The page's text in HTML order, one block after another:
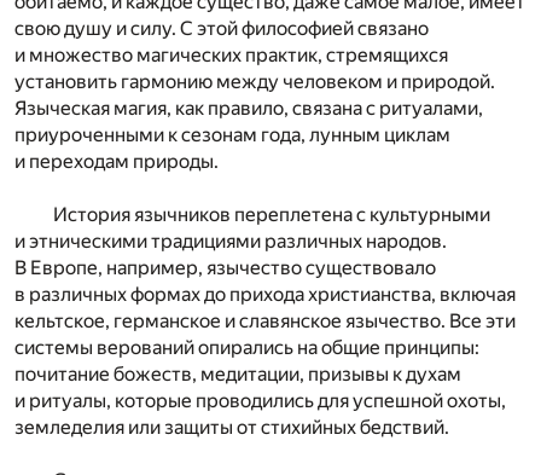
свою душу и силу. С этой философией связано
и множество магических практик, стремящихся
установить гармонию между человеком и природой.
Языческая магия, как правило, связана с ритуалами,
приуроченными к сезонам года, лунным циклам
и переходам природы.
История язычников переплетена с культурными
и этническими традициями различных народов.
В Европе, например, язычество существовало
в различных формах до прихода христианства, включая
кельтское, германское и славянское язычество. Все эти
системы верований опирались на общие принципы:
почитание божеств, медитации, призывы к духам
и ритуалы, которые проводились для успешной охоты,
земледелия или защиты от стихийных бедствий.